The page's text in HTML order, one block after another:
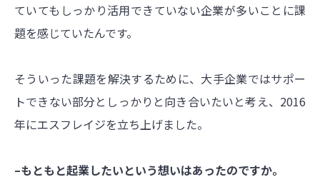
ていてもしっかり活用できていない企業が多いことに課
題を感じていたんです。
そういった課題を解決するために、大手企業ではサポー
トできない部分としっかりと向き合いたいと考え、2016
年にエスフレイジを立ち上げました。
–もともと起業したいという想いはあったのですか。